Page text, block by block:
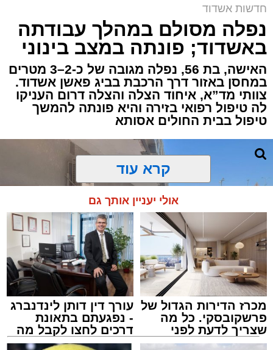
אירוע דרמטי הסתיים בנס רפואי באשדוד, לאחר
שגבר בן 56 התמוטט בביתו שבאחד הרחובות
ברובע י"א בעיר, כתוצאה מאירוע פתאומי שגרם
להפסקת פעילות ליבו.
למקום הוזעקו מיד צוותי רפואה ומתנדבים של
ארגון "איחוד הצלה". החובשים והפרמדיקים
שהגיעו לזירה הבחינו כי הגבר ללא דופק וללא
הכרה, ופתחו מיידית בפעולות החייאה מתקדמות,
הכוללות עיסויי לב ושימוש במפעם (דפיברילטור).
בזכות התושייה והפעילות המהירה והמקצועית של
הצוותים בשטח, ליבו של הגבר שב לפעום.
לאחר ייצוב מצבו הראשוני, הוא פונה באמבולנס
לבית חולים להמשך קבלת טיפול רפואי כשמצבו
מוגדר יציב.
מעוניינים להגיב? לדווח ? צרו איתנו קשר במייל -
ASHDODS@ISNET.CO.IL
חדשות אשדוד
נפלה מסולם במהלך עבודתה
באשדוד; פונתה במצב בינוני
האישה, בת 56, נפלה מגובה של כ-2–3 מטרים
במחסן באזור דרך הרכבת בביג פאשן אשדוד.
צוותי מד”א, איחוד הצלה והצלה דרום העניקו
לה טיפול רפואי בזירה והיא פונתה להמשך
טיפול בבית החולים אסותא
קרא עוד
אולי יעניין אותך גם
מכרז הדירות הגדול של
פרשקובסקי. כל מה
שצריך לדעת לפני
שמגישים הצעה לדירה
עורך דין דותן לינדנברג
- נפגעתם בתאונת
דרכים לחצו לקבל מה
שמגיע לכם